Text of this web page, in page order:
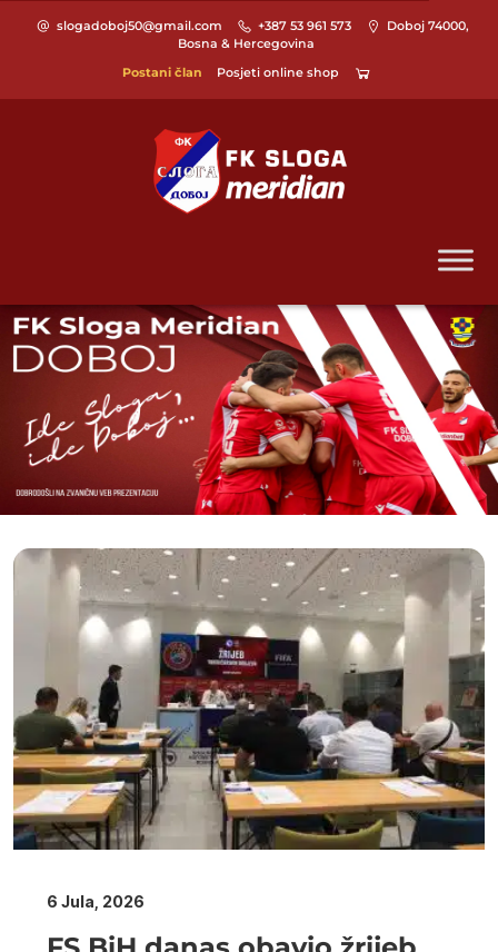
slogadoboj50@gmail.com +387 53 961 573
Doboj 74000,
Bosna & Hercegovina
Postani član
Posjeti online shop
6 Jula, 2026